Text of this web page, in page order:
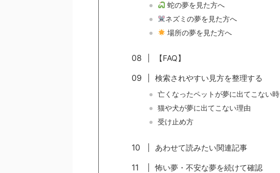
蛇の夢を見た方へ
ネズミの夢を見た方へ
場所の夢を見た方へ
【FAQ】
検索されやすい見方を整理する
亡くなったペットが夢に出てこない時
猫や犬が夢に出てこない理由
受け止め方
あわせて読みたい関連記事
怖い夢・不安な夢を続けて確認